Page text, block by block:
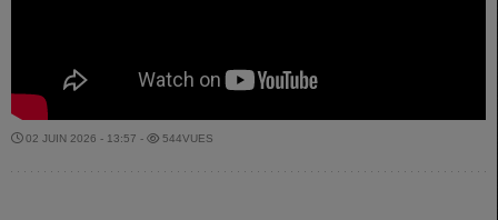
02 JUIN 2026 - 13:57 - 544VUES